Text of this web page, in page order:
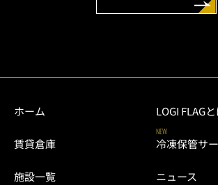
ホーム LOGI FLAG
賃貸倉庫
NEW
冷凍保管サ
施設一覧 ニュース